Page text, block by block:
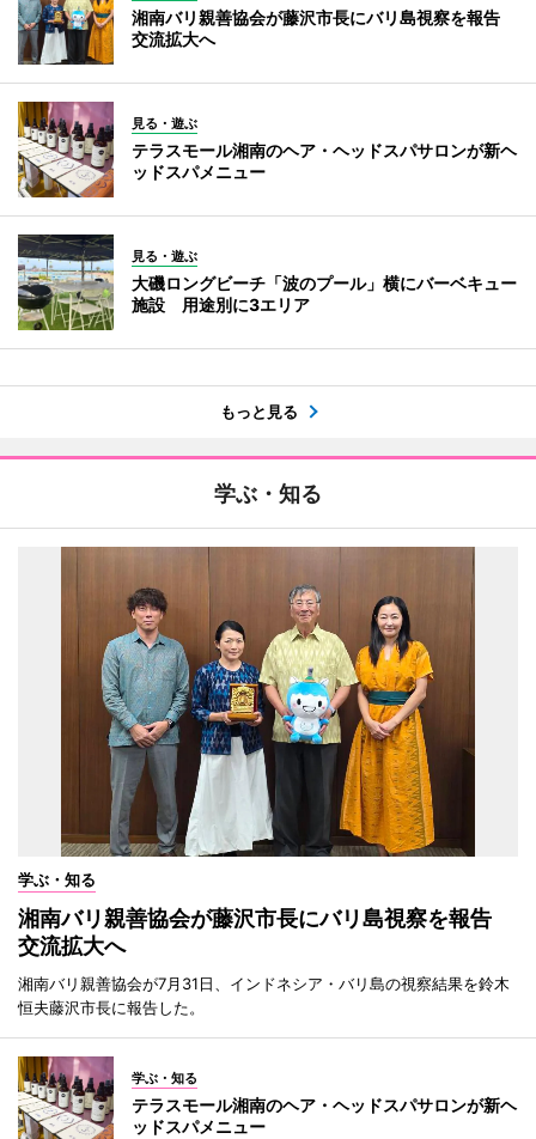
湘南バリ親善協会が藤沢市長にバリ島視察を報告
交流拡大へ
見る・遊ぶ
テラスモール湘南のヘア・ヘッドスパサロンが新ヘ
ッドスパメニュー
見る・遊ぶ
大磯ロングビーチ「波のプール」横にバーベキュー
施設 用途別に3エリア
もっと見る
学ぶ・知る
学ぶ・知る
湘南バリ親善協会が藤沢市長にバリ島視察を報告
交流拡大へ
湘南バリ親善協会が7月31日、インドネシア・バリ島の視察結果を鈴木
恒夫藤沢市長に報告した。
学ぶ・知る
テラスモール湘南のヘア・ヘッドスパサロンが新ヘ
ッドスパメニュー